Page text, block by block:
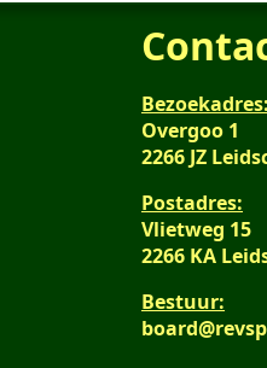
Bezoekadres:
Overgoo 1
2266 JZ
Postadres:
Vlietweg 15
2266 KA
Bestuur: